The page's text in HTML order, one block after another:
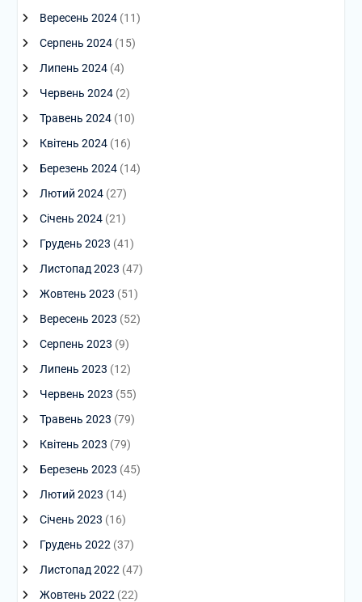
Вересень 2024(11)
Серпень 2024(15)
Липень 2024(4)
Червень 2024(2)
Травень 2024(10)
Квітень 2024(16)
Березень 2024(14)
Лютий 2024(27)
Січень 2024(21)
Грудень 2023 (41)
Листопад 2023 (47)
Жовтень 2023 (51)
Вересень 2023 (52)
Серпень 2023 (9)
Липень 2023 (12)
Червень 2023 (55)
Травень 2023 (79)
Квітень 2023 (79)
Березень 2023 (45)
Лютий 2023 (14)
Січень 2023 (16)
Грудень 2022 (37)
Листопад 2022 (47)
Жовтень 2022 (22)